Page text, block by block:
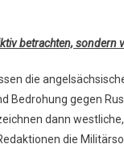
betrachten, sondern
die
Bedrohung gegen
dann
die